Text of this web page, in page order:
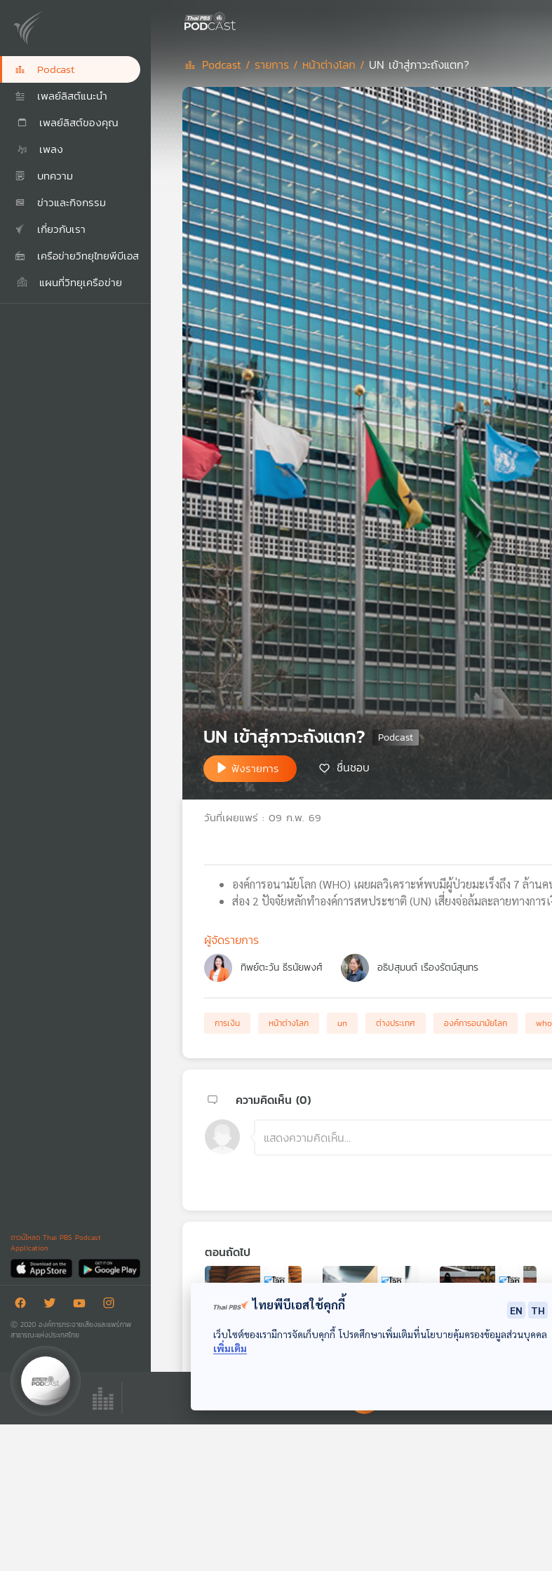
Podcast
เพลย์ลิสต์แนะนำ
เพลย์ลิสต์ของคุณ
เพลง
บทความ
ข่าวและกิจกรรม
เกี่ยวกับเรา
เครือข่ายวิทยุไทยพีบีเอส
แผนที่วิทยุเครือข่าย
ดาวน์โหลด Thai PBS Podcast
Application
Ⓒ 2020 องค์การกระจายเสียงและแพร่ภาพ
สาธารณะแห่งประเทศไทย
Podcast / รายการ / หน้าต่างโลก / UN เข้าสู่ภาวะถังแตก?
UN เข้าสู่ภาวะถังแตก?
ฟังรายการ ชื่นชอบ
วันที่เผยแพร่ : 09 ก.พ. 69
องค์การอนามัยโลก (WHO) เผยผลวิเคราะห์พบมีผู้ป่วยมะเร็งถึง 7 ล้า
ส่อง 2 ปัจจัยหลักทำองค์การสหประชาติ (UN) เสี่ยงจ่อล้มละลายทางการ
ผู้จัดรายการ
ทิพย์ตะวัน ธีรนัยพงศ์ อธิปสุมนต์ เรืองรัตน์สุนทร
การเงิน หน้าต่างโลก un ต่างประเทศ องค์การอนามัยโลก who
ความคิดเห็น (0)
ตอนถัดไป
อดทนมุ่งมั่นไม่มาก
พอ
หน้าต่างโลก หน้าต่างโลก
วาลนี"
หน้าต่างโลก
ไทยพีบีเอสใช้คุกกี้ EN
TH
เว็บไซต์ของเรามีการจัดเก็บคุกกี้ โปรดศึกษาเพิ่มเติมที่นโยบายคุ้มครองข้อมูลส่วนบุคคล
เพิ่มเติม